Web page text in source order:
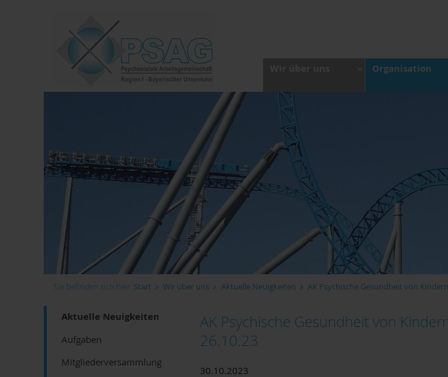
Organisation
Sie befinden sich hier: Start Wir über uns Aktuelle Neuigkeiten AK Psychische Gesundheit von
Aktuelle Neuigkeiten
Aufgaben
Mitgliederversammlung
AK Psychische Gesundheit von
26.10.23
30.10.2023